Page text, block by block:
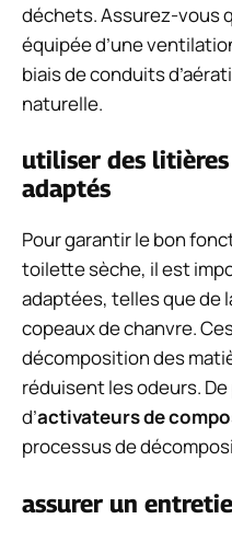
déchets. Assurez-vous
équipée d’une
biais de conduits
naturelle.
utiliser des
adaptés
Pour garantir le bon
toilette sèche, il est
adaptées, telles que de
copeaux de chanvre.
décomposition des
réduisent les odeurs.
d’activateurs de
processus de
assurer un